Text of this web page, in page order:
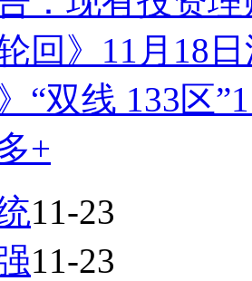
轮回》11月18
“双线 133区
+
11-23
11-23